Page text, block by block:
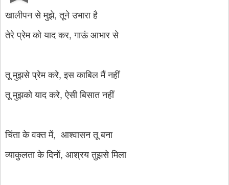
खालीपन से मुझे, तूने उभारा है
तेरे प्रेम को याद कर, गाऊं आभार से
तू मुझसे प्रेम करे, इस काबिल मैं नहीं
तू मुझको याद करे, ऐसी बिसात नहीं
चिंता के वक्त में, आश्वासन तू बना
व्याकुलता के दिनों, आश्रय तुझसे मिला